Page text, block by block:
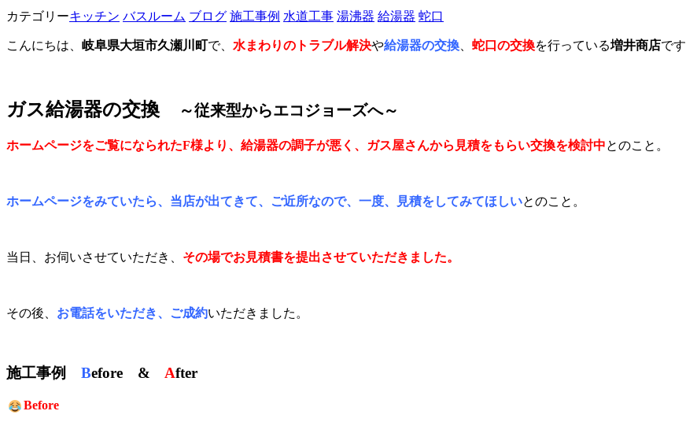
カテゴリーキッチン バスルーム ブログ 施工事例 水道工事 湯沸器 給湯器 蛇口
こんにちは、 岐阜県大垣市久瀬川町で、 水まわりのトラブル解決や給湯器の交換 蛇口の交換を行っている増井商店です
ガス給湯器の交換 ～従来型からエコジョーズへ～
ホームページをご覧になられたF様より、給湯器の調子が悪く、ガス屋さんから見積をもらい交換を検討中とのこと。
ホームページをみていたら、当店が出てきて、ご近所なので、一度、見積をしてみてほしいとのこと。
当日、お伺いさせていただき、 その場でお見積書を提出させていただきました。
その後、 お電話をいただき、ご成約いただきました。
施工事例 Before & After
Before